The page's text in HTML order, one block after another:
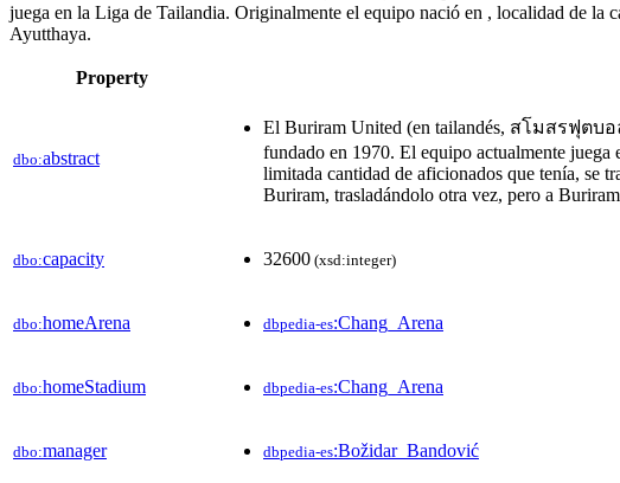
juega en la Liga de Tailandia. Originalmente el equipo nació en , localidad de
Ayutthaya.
Property
dbo:abstract
El Buriram United (en tailandés, สโมสรฟุตบอ
fundado en 1970. El equipo actualmente
limitada cantidad de aficionados que tenía, se
Buriram, trasladándolo otra vez, pero a
dbo:capacity 32600 (xsd:integer)
dbo:homeArena dbpedia-es:Chang_Arena
dbo:homeStadium dbpedia-es:Chang_Arena
dbo:manager dbpedia-es:Božidar_Bandović